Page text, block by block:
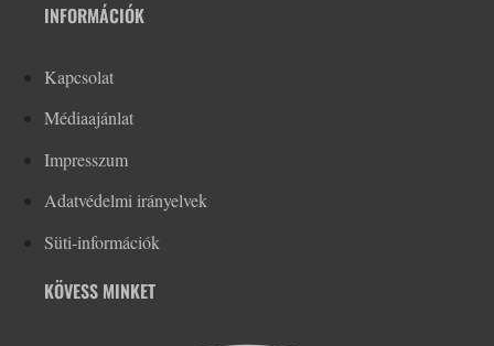
INFORMÁCIÓK
Kapcsolat
Médiaajánlat
Impresszum
Adatvédelmi irányelvek
Süti-információk
KÖVESS MINKET